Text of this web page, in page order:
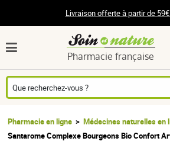
Livraison offerte à partir de
Pharmacie française
Pharmacie en ligne Médecines naturelles en
Santarome Complexe Bourgeons Bio Confort